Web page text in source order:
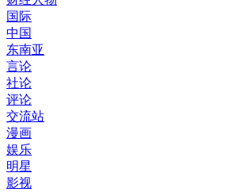
国际
中国
东南亚
言论
社论
评论
交流站
漫画
娱乐
明星
影视